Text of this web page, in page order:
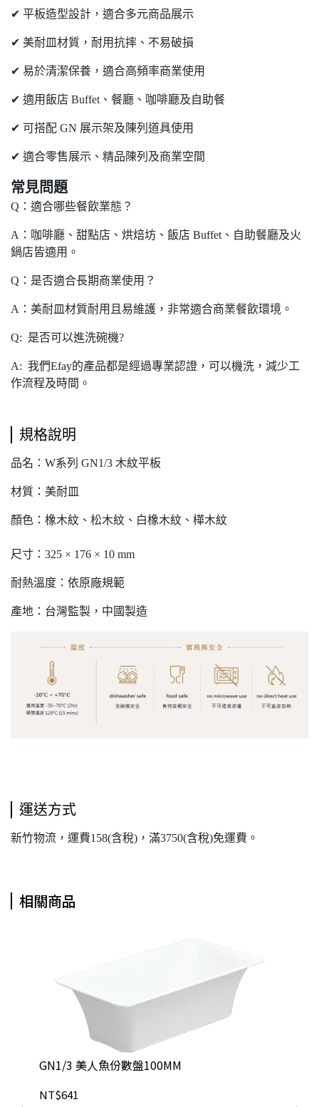
✔ 平板造型設計，適合多元商品展示
✔ 美耐皿材質，耐用抗摔、不易破損
✔ 易於清潔保養，適合高頻率商業使用
✔ 適用飯店 Buffet、餐廳、咖啡廳及自助餐
✔ 可搭配 GN 展示架及陳列道具使用
✔ 適合零售展示、精品陳列及商業空間
常見問題
Q：適合哪些餐飲業態？
A：咖啡廳、甜點店、烘焙坊、飯店 Buffet、自助餐廳及火
鍋店皆適用。
Q：是否適合長期商業使用？
A：美耐皿材質耐用且易維護，非常適合商業餐飲環境。
Q: 是否可以進洗碗機?
A: 我們Efay的產品都是經過專業認證，可以機洗，減少工
作流程及時間。
規格說明
品名：W系列 GN1/3 木紋平板
材質：美耐皿
顏色： 橡木紋、 松木紋、 白橡木紋、 樺木紋
尺寸：325 × 176 × 10 mm
耐熱溫度：依原廠規範
產地：台灣監製，中國製造
運送方式
新竹物流，運費158(含稅)，滿3750(含稅)免運費。
相關商品
GN1/3 美人魚份數盤100MM
NT$641